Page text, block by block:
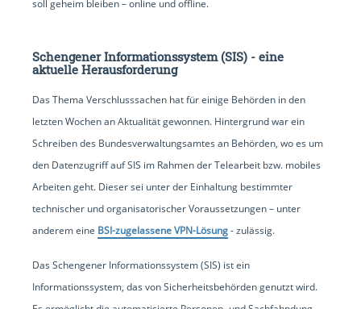
soll geheim bleiben – online und offline.
Schengener Informationssystem (SIS) - eine
aktuelle Herausforderung
Das Thema Verschlusssachen hat für einige Behörden in den
letzten Wochen an Aktualität gewonnen. Hintergrund war ein
Schreiben des Bundesverwaltungsamtes an Behörden, wo es um
den Datenzugriff auf SIS im Rahmen der Telearbeit bzw. mobiles
Arbeiten geht. Dieser sei unter der Einhaltung bestimmter
technischer und organisatorischer Voraussetzungen – unter
anderem eine BSI-zugelassene VPN-Lösung- zulässig.
Das Schengener Informationssystem (SIS) ist ein
Informationssystem, das von Sicherheitsbehörden genutzt wird.